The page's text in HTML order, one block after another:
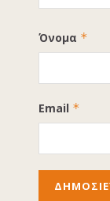
Όνομα *
Email *